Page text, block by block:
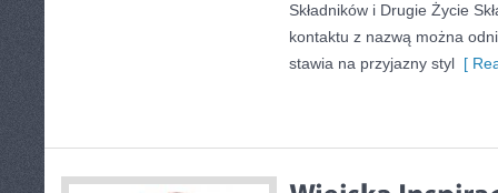
Składników i Drugie Życie
kontaktu z nazwą można
stawia na przyjazny styl [